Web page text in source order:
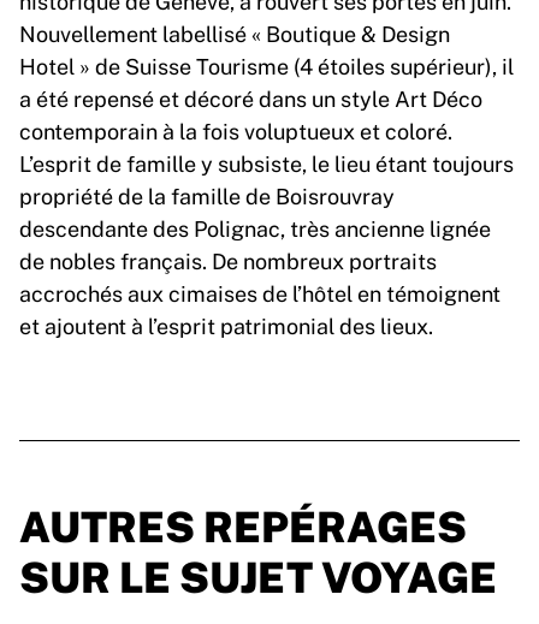
Nouvellement labellisé « Boutique & Design
Hotel » de Suisse Tourisme (4 étoiles supérieur), il
a été repensé et décoré dans un style Art Déco
contemporain à la fois voluptueux et coloré.
L’esprit de famille y subsiste, le lieu étant toujours
propriété de la famille de Boisrouvray
descendante des Polignac, très ancienne lignée
de nobles français. De nombreux portraits
accrochés aux cimaises de l’hôtel en témoignent
et ajoutent à l’esprit patrimonial des lieux.
AUTRES REPÉRAGES
SUR LE SUJET VOYAGE